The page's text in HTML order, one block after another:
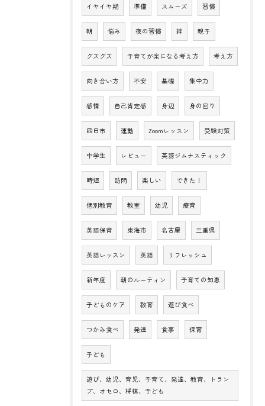
イヤイヤ期 準備 スムーズ 習慣
朝 悩み 夜の習慣 絆 親子
グズグズ 子育てが楽になる考え方 考え方
向き合い方 不安 基礎 集中力
感情 自己肯定感 身辺 身の回り
四日市 運動 Zoomレッスン 受験対策
中学生 レビュー 英語ジムナスティック
時短 訪問 楽しい できた！
個別教育 教室 幼児 療育
英語保育 東海市 名古屋 三重県
英語レッスン 英語 リフレッシュ
新年度 朝のルーティン 子育ての知恵
子どものケア 教育 遊び食べ
つかみ食べ 発達 食事 保育
子ども
遊び、幼児、育児、子育て、発達、教育、トラン
プ、オセロ、将棋、子ども